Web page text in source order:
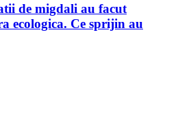
de migdali au facut
ecologica. Ce sprijin au